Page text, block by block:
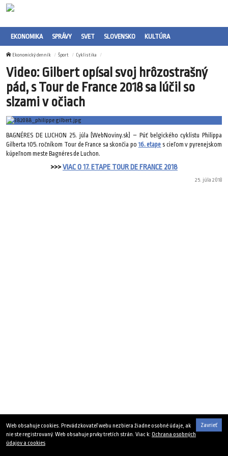
EKONOMIKA SPRÁVY SVET SLOVENSKO KULTÚRA
Ekonomický denník Šport Cyklistika
Video: Gilbert opísal svoj hrôzostrašný
pád, s Tour de France 2018 sa lúčil so
slzami v očiach
BAGNÉRES DE LUCHON 25. júla (WebNoviny.sk) – Púť belgického cyklistu Philippa
Gilberta 105. ročníkom Tour de France sa skončia po 16. etape s cieľom v pyrenejskom
kúpeľnom meste Bagnéres de Luchon.
>>>VIAC O 17. ETAPE TOUR DE FRANCE 2018
25. júla 2018
Zavrieť
Web obsahuje cookies. Prevádzkovateľ webu nezbiera žiadne osobné údaje, ak
nie ste registrovaný. Web obsahuje prvky tretích strán. Viac k: Ochrana osobných
údajov a cookies